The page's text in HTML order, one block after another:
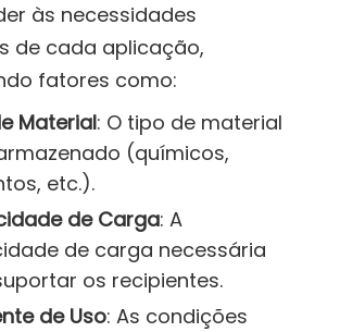
às necessidades
de cada aplicação,
fatores como:
Material: O tipo de material
(químicos,
etc.).
de Carga: A
de carga necessária
os recipientes.
de Uso: As condições